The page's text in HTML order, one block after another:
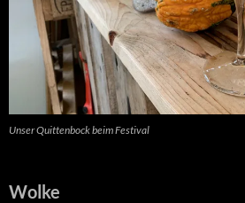
Unser Quittenbock beim Festival
Wolke